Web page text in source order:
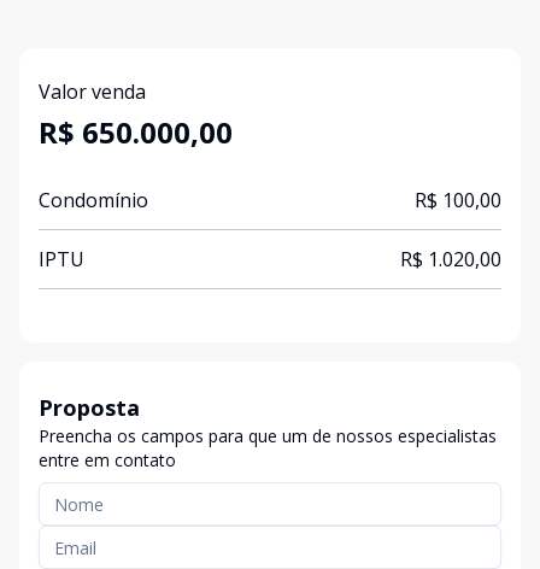
Valor venda
R$ 650.000,00
Condomínio R$ 100,00
IPTU R$ 1.020,00
Proposta
Preencha os campos para que um de nossos especialistas
entre em contato